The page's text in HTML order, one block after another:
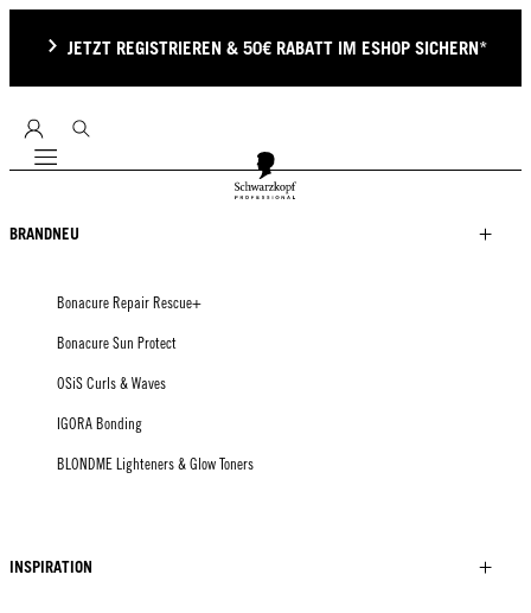
JETZT REGISTRIEREN & 50€ RABATT IM ESHOP SICHERN*
Mobile navigation
BRANDNEU
Bonacure Repair Rescue+
Bonacure Sun Protect
OSiS Curls & Waves
IGORA Bonding
BLONDME Lighteners & Glow Toners
INSPIRATION